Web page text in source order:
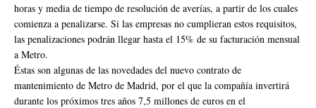
horas y media de tiempo de resolución de averías, a partir de los cuales
comienza a penalizarse. Si las empresas no cumplieran estos requisitos,
las penalizaciones podrán llegar hasta el 15% de su facturación mensual
a Metro.
Éstas son algunas de las novedades del nuevo contrato de
mantenimiento de Metro de Madrid, por el que la compañía invertirá
durante los próximos tres años 7,5 millones de euros en el